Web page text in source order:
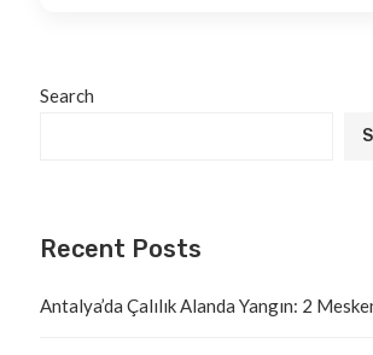
Search
Recent Posts
Antalya’da Çalılık Alanda Yangın: 2